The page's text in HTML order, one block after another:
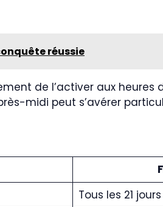
réussie
de l’activer aux
midi peut s’avérer
Tous les 21 jours